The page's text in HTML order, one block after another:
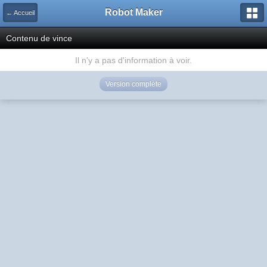
← Accueil Robot Maker
Contenu de vince
Il n'y a pas d'information à voir.
Version complète